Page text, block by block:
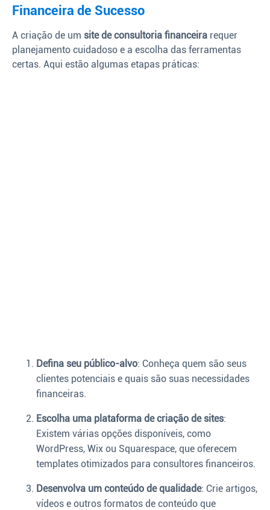
Financeira de Sucesso
A criação de um site de consultoria financeira requer
planejamento cuidadoso e a escolha das ferramentas
certas. Aqui estão algumas etapas práticas:
Defina seu público-alvo: Conheça quem são seus
clientes potenciais e quais são suas necessidades
financeiras.
Escolha uma plataforma de criação de sites:
Existem várias opções disponíveis, como
WordPress, Wix ou Squarespace, que oferecem
templates otimizados para consultores financeiros.
Desenvolva um conteúdo de qualidade: Crie artigos,
vídeos e outros formatos de conteúdo que